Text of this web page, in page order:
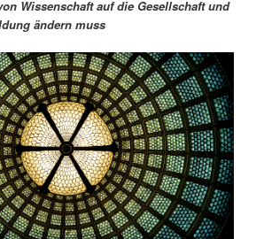
Wissenschaft auf die Gesellschaft und
ändern muss